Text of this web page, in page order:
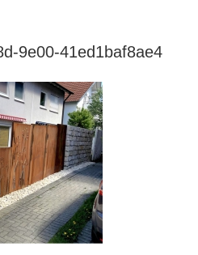
9e00-41ed1baf8ae4